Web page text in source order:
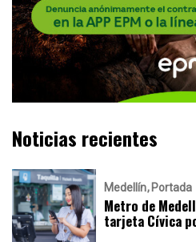
Noticias recientes
Medellín Portada
Metro de
tarjeta Cívica